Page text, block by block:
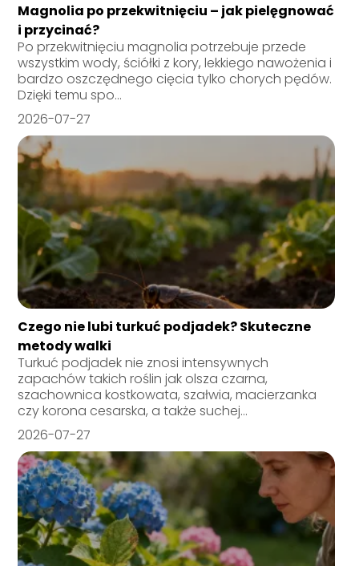
Magnolia po przekwitnięciu – jak pielęgnować
i przycinać?
Po przekwitnięciu magnolia potrzebuje przede
wszystkim wody, ściółki z kory, lekkiego nawożenia i
bardzo oszczędnego cięcia tylko chorych pędów.
Dzięki temu spo...
2026-07-27
Czego nie lubi turkuć podjadek? Skuteczne
metody walki
Turkuć podjadek nie znosi intensywnych
zapachów takich roślin jak olsza czarna,
szachownica kostkowata, szałwia, macierzanka
czy korona cesarska, a także suchej...
2026-07-27